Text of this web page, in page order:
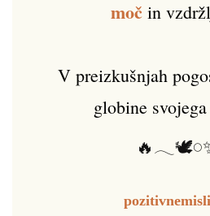
močin
V preizkušnjah
globine svojega